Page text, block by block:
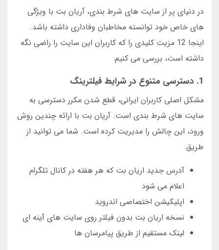
در دنیای پر از سایت های شرط بندی، آریان بت با ویژگی
های خاص خود توانسته مخاطبان وفاداری داشته باشد.
اینجا 12 مزیت کلیدی را که کاربران این سایت را راضی نگه
داشته است، بررسی می کنیم:
1. دسترسی متنوع در شرایط فیلترینگ
مشکل اصلی کاربران ایرانی، قطع شدن مکرر دسترسی به
سایت های شرط بندی است. آریان بت با ارائه چندین روش
ورود، این چالش را مدیریت کرده است. شما می توانید از
طریق:
آدرس جدید اریان بت که هر هفته در کانال تلگرام
اعلام می شود
اپلیکیشن اختصاصی اندروید
نسخه اریان بت بدون فیلتر روی سایت های آینه ای
لینک مستقیم از طریق پیامرسان ها